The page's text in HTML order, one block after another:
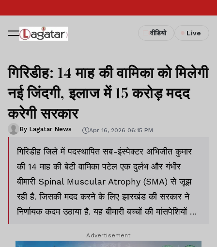
वीडियो Live
गिरिडीह: 14 माह की वामिका को मिलेगी
नई जिंदगी, इलाज में 15 करोड़ मदद
करेगी सरकार
By Lagatar News Apr 16, 2026 06:15 PM
गिरिडीह जिले में पदस्थापित सब-इंस्पेक्टर अभिजीत कुमार
की 14 माह की बेटी वामिका पटेल एक दुर्लभ और गंभीर
बीमारी Spinal Muscular Atrophy (SMA) से जूझ
रही है. जिसकी मदद करने के लिए झारखंड की सरकार ने
निर्णायक कदम उठाया है. यह बीमारी बच्चों की मांसपेशियों को
मिलने पर जानलेवा साबित हो सकती है.
Advertisement